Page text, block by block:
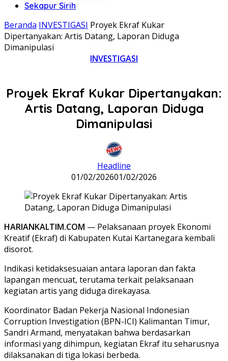
Sekapur Sirih
Beranda INVESTIGASI Proyek Ekraf Kukar
Dipertanyakan: Artis Datang, Laporan Diduga
Dimanipulasi
INVESTIGASI
Proyek Ekraf Kukar Dipertanyakan:
Artis Datang, Laporan Diduga
Dimanipulasi
Headline
01/02/202601/02/2026
HARIANKALTIM.COM — Pelaksanaan proyek Ekonomi
Kreatif (Ekraf) di Kabupaten Kutai Kartanegara kembali
disorot.
Indikasi ketidaksesuaian antara laporan dan fakta
lapangan mencuat, terutama terkait pelaksanaan
kegiatan artis yang diduga direkayasa.
Koordinator Badan Pekerja Nasional Indonesian
Corruption Investigation (BPN-ICI) Kalimantan Timur,
Sandri Armand, menyatakan bahwa berdasarkan
informasi yang dihimpun, kegiatan Ekraf itu seharusnya
dilaksanakan di tiga lokasi berbeda.